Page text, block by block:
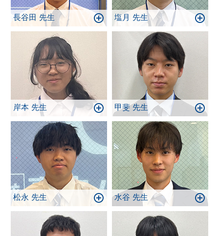
長谷田 先生 塩月 先生
岸本 先生 甲斐 先生
松永 先生 水谷 先生